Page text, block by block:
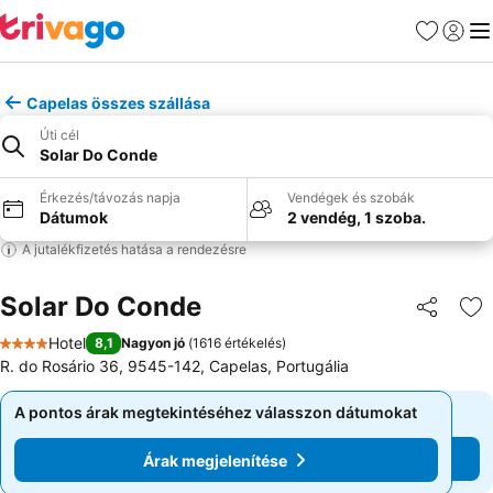
Kedvencek
Capelas összes szállása
Úti cél
Solar Do Conde
Érkezés/távozás napja
Dátumok
Vendégek és szobák
2 vendég, 1 szoba.
A jutalékfizetés hatása a rendezésre
Solar Do Conde
4 Kategória
Hotel 8,1 Nagyon jó (1616 értékelés)
R. do Rosário 36, 9545-142, Capelas, Portugália
A pontos árak megtekintéséhez válasszon dátumokat
Árak megjelenítése
A pontos árak megtekintéséhez válasszon dátumokat
Árak megjelenítése